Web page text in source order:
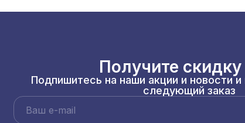
Получите скидку
Подпишитесь на наши акции и новости и
следующий заказ